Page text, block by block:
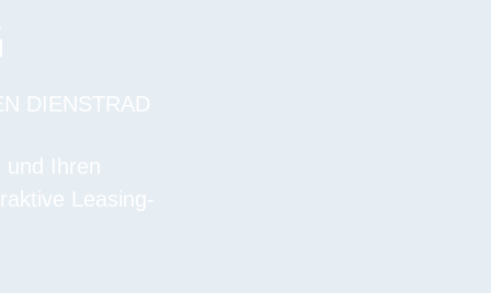
DIENSTRAD
und Ihren
Leasing-